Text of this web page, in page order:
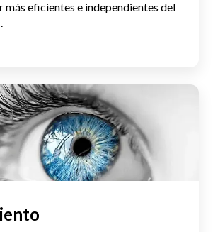
más eficientes e independientes del